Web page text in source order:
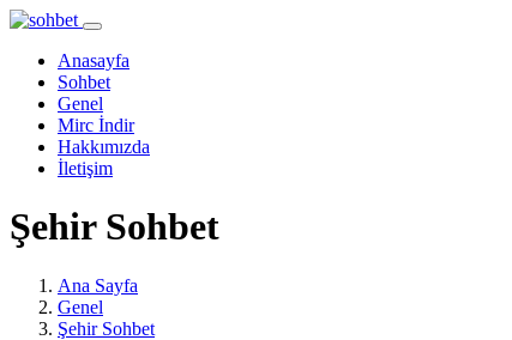
Anasayfa
Sohbet
Genel
Mirc İndir
Hakkımızda
İletişim
Şehir Sohbet
Ana Sayfa
Genel
Şehir Sohbet